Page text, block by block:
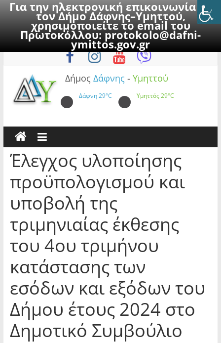
Για την ηλεκτρονική επικοινωνία με
τον Δήμο Δάφνης–Υμηττού,
χρησιμοποιείτε το email του
Πρωτοκόλλου:protokolo@dafni-
ymittos.gov.gr
to
Πέμπτη, 6 Αυγούστου 2026
Δήμος Δάφνης - Υμηττού
Δάφνη29°C Υμηττός29°C
Έλεγχος υλοποίησης
προϋπολογισμού και
υποβολή της
τριμηνιαίας έκθεσης
του 4ου τριμήνου
κατάστασης των
εσόδων και εξόδων του
Δήμου έτους 2024 στο
Δημοτικό Συμβούλιο